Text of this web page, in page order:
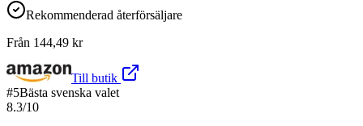
Rekommenderad återförsäljare
Från 144,49 kr
Till butik
#5Bästa svenska valet
8.3/10